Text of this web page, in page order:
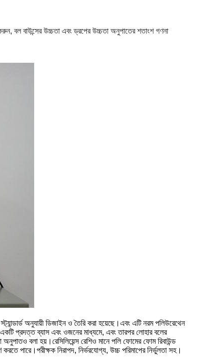
করুন, বল বাউন্সের উচ্চতা এবং ড্রপের উচ্চতা অনুপাতের শতাংশ গণনা
অনুযায়ী ডিজাইন ও তৈরি করা হয়েছে।এবং এটি নরম পলিউরেথেন
একটি প্রদত্ত ব্যাস এবং ওজনের মাধ্যমে, এবং তারপর লোহার বলের
বলা হয়।রেসিলিয়েন্স রেশিও মানে পলি ফোমের ফোম রিবাউন্ড
পারে।পরীক্ষক নিরাপদ, নির্ভরযোগ্য, উচ্চ পরিমাপের নির্ভুলতা সহ।